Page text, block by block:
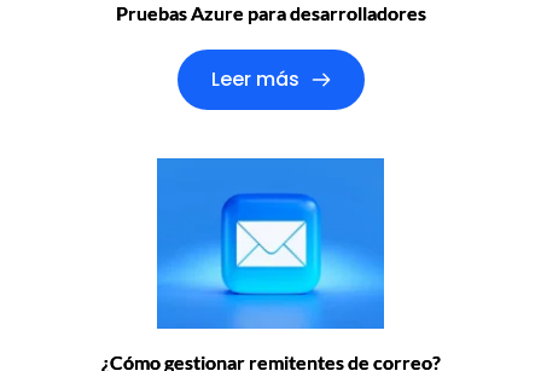
Pruebas Azure para desarrolladores
Leer más
¿Cómo gestionar remitentes de correo?